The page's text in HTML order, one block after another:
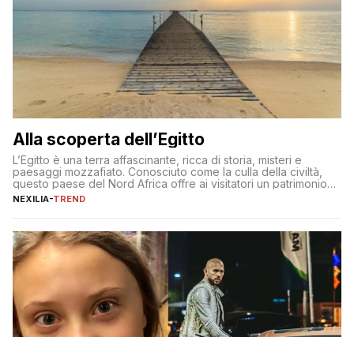
Alla scoperta dell’Egitto
L’Egitto è una terra affascinante, ricca di storia, misteri e
paesaggi mozzafiato. Conosciuto come la culla della civiltà,
questo paese del Nord Africa offre ai visitatori un patrimonio
culturale unico al mondo. Attraverso i millenni, l’Egitto è stato il
NEXILIA-TREND